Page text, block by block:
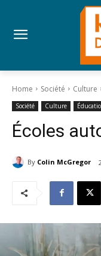
Home Société Culture
Société Culture
Écoles
By Colin McGregor